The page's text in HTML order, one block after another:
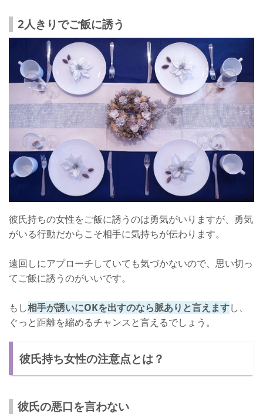
2人きりでご飯に誘う
彼氏持ちの女性をご飯に誘うのは勇気がいりますが、勇気
がいる行動だからこそ相手に気持ちが伝わります。
遠回しにアプローチしていても気づかないので、思い切っ
てご飯に誘うのがいいです。
もし相手が誘いにOKを出すのなら脈ありと言えますし、
ぐっと距離を縮めるチャンスと言えるでしょう。
彼氏持ち女性の注意点とは？
彼氏の悪口を言わない